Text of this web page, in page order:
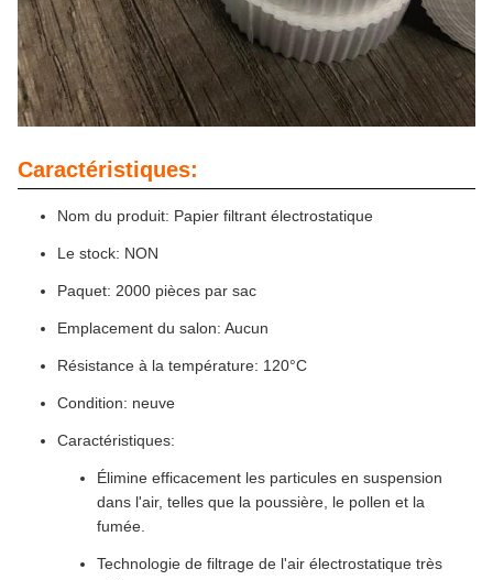
Caractéristiques:
Nom du produit: Papier filtrant électrostatique
Le stock: NON
Paquet: 2000 pièces par sac
Emplacement du salon: Aucun
Résistance à la température: 120°C
Condition: neuve
Caractéristiques:
Élimine efficacement les particules en suspension
dans l'air, telles que la poussière, le pollen et la
fumée.
Technologie de filtrage de l'air électrostatique très